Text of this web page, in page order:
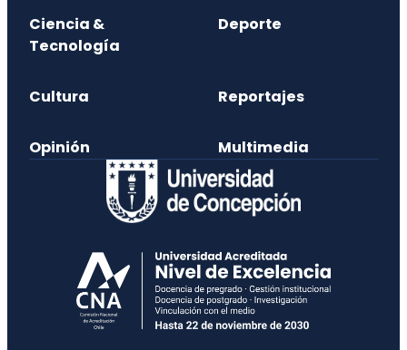
Ciencia &
Tecnología
Deporte
Cultura Reportajes
Opinión Multimedia